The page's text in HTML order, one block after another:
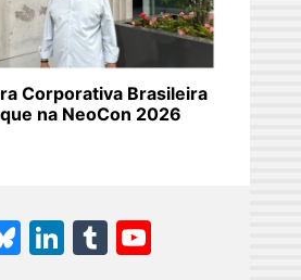
Corporativa Brasileira
na NeoCon 2026
Bluesky
LinkedIn
Tumblr